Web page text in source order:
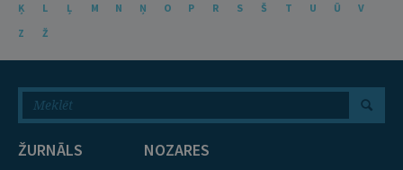
Ķ
L Ļ M N Ņ O P R S Š T U Ū
V
Z
Ž
ŽURNĀLS
NOZARES